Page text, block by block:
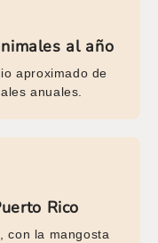
al año
aproximado de
anuales.
Rico
con la mangosta